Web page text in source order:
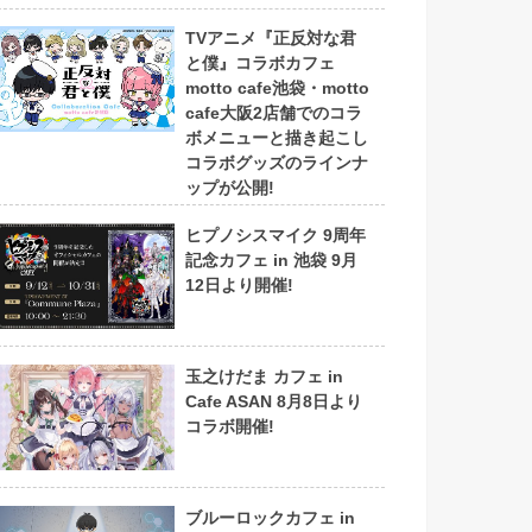
TVアニメ『正反対な君
と僕』コラボカフェ
motto cafe池袋・motto
cafe大阪2店舗でのコラ
ボメニューと描き起こし
コラボグッズのラインナ
ップが公開!
ヒプノシスマイク 9周年
記念カフェ in 池袋 9月
12日より開催!
玉之けだま カフェ in
Cafe ASAN 8月8日より
コラボ開催!
ブルーロックカフェ in